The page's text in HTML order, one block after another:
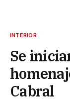
INTERIOR
Se
Cabral